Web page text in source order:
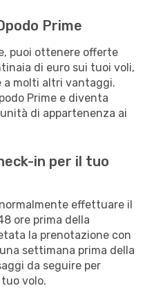
Prime
puoi ottenere offerte
di euro sui tuoi voli,
a molti altri vantaggi.
Prime e diventa
di appartenenza ai
in per il tuo
effettuare il
ore prima della
la prenotazione con
settimana prima della
da seguire per
volo.